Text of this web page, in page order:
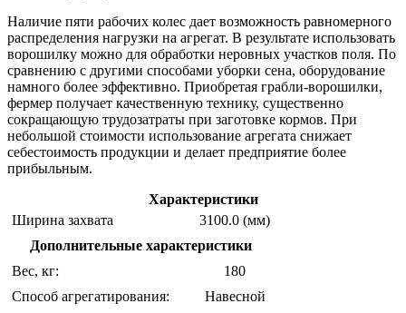
Наличие пяти рабочих колес дает возможность равномерного
распределения нагрузки на агрегат. В результате использовать
ворошилку можно для обработки неровных участков поля. По
сравнению с другими способами уборки сена, оборудование
намного более эффективно. Приобретая грабли-ворошилки,
фермер получает качественную технику, существенно
сокращающую трудозатраты при заготовке кормов. При
небольшой стоимости использование агрегата снижает
себестоимость продукции и делает предприятие более
прибыльным.
Характеристики
Ширина захвата
3100.0 (мм)
Дополнительные характеристики
Вес, кг:
180
Способ агрегатирования:
Навесной